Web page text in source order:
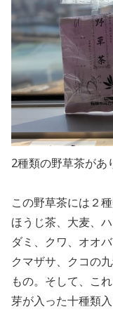
2種類の野草茶があ
この野草茶には２種
ほうじ茶、大麦、
ダミ、クワ、オオバ
クマザサ、クコの
もの。そして、こ
芽が入った十種類入